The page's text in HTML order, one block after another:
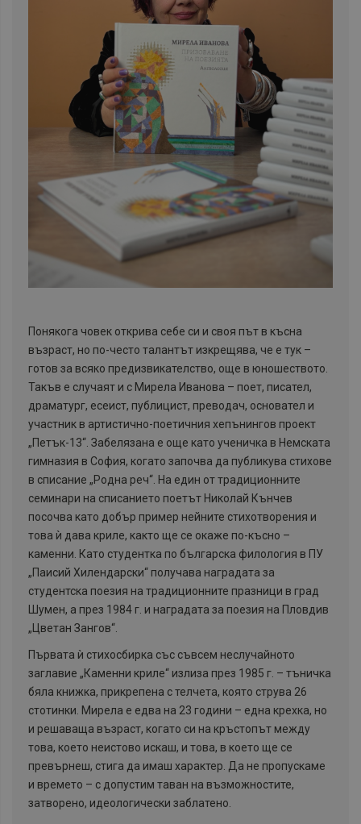
Понякога човек открива себе си и своя път в късна
възраст, но по-често талантът изкрещява, че е тук –
готов за всяко предизвикателство, още в юношеството.
Такъв е случаят и с Мирела Иванова – поет, писател,
драматург, есеист, публицист, преводач, основател и
участник в артистично-поетичния хепънингов проект
„Петък-13“. Забелязана е още като ученичка в Немската
гимназия в София, когато започва да публикува стихове
в списание „Родна реч“. На един от традиционните
семинари на списанието поетът Николай Кънчев
посочва като добър пример нейните стихотворения и
това ѝ дава криле, както ще се окаже по-късно –
каменни. Като студентка по българска филология в ПУ
„Паисий Хилендарски“ получава наградата за
студентска поезия на традиционните празници в град
Шумен, а през 1984 г. и наградата за поезия на Пловдив
„Цветан Зангов“.
Първата ѝ стихосбирка със съвсем неслучайното
заглавие „Каменни криле“ излиза през 1985 г. – тъничка
бяла книжка, прикрепена с телчета, която струва 26
стотинки. Мирела е едва на 23 години – една крехка, но
и решаваща възраст, когато си на кръстопът между
това, което неистово искаш, и това, в което ще се
превърнеш, стига да имаш характер. Да не пропускаме
и времето – с допустим таван на възможностите,
затворено, идеологически заблатено.